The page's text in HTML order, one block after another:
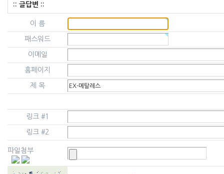
:: 글답변 ::
이 름
패스워드
이메일
홈페이지
제 목
링크 #1
링크 #2
파일첨부